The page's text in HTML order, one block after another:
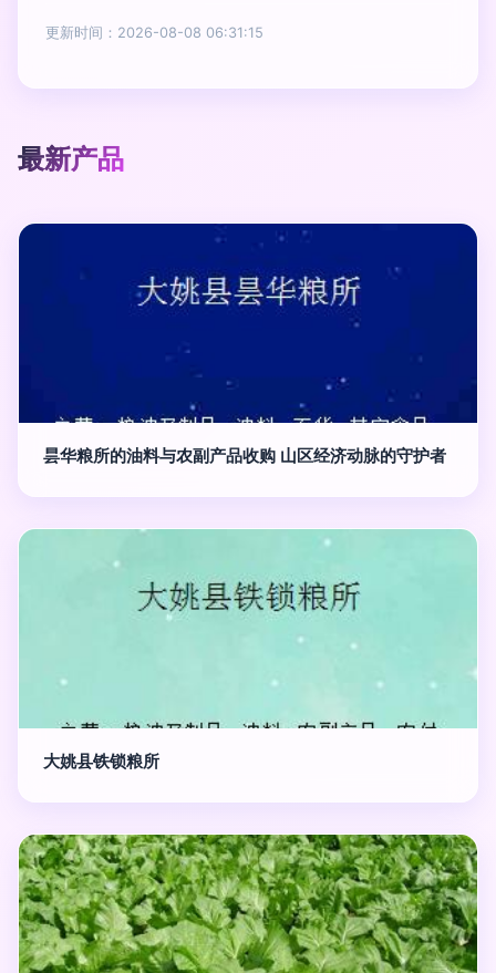
更新时间：2026-08-08 06:31:15
最新产品
昙华粮所的油料与农副产品收购 山区经济动脉的守护者
大姚县铁锁粮所